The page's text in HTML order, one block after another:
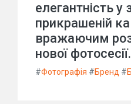
елегантність у
прикрашеній
вражаючим
нової фотосесії.
#Фотографія #Бренд #